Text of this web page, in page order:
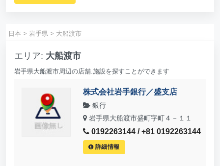
日本 > 岩手県 > 大船渡市
エリア: 大船渡市
岩手県大船渡市周辺の店舗.施設を探すことができます
株式会社岩手銀行／盛支店
銀行
岩手県大船渡市盛町字町４－１１
0192263144 / +81 0192263144
詳細情報